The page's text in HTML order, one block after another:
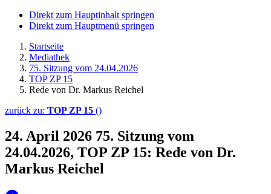
Direkt zum Hauptinhalt springen
Direkt zum Hauptmenü springen
Startseite
Mediathek
75. Sitzung vom 24.04.2026
TOP ZP 15
Rede von Dr. Markus Reichel
zurück zu: TOP ZP 15 ()
24. April 2026 75. Sitzung vom
24.04.2026, TOP ZP 15: Rede von Dr.
Markus Reichel